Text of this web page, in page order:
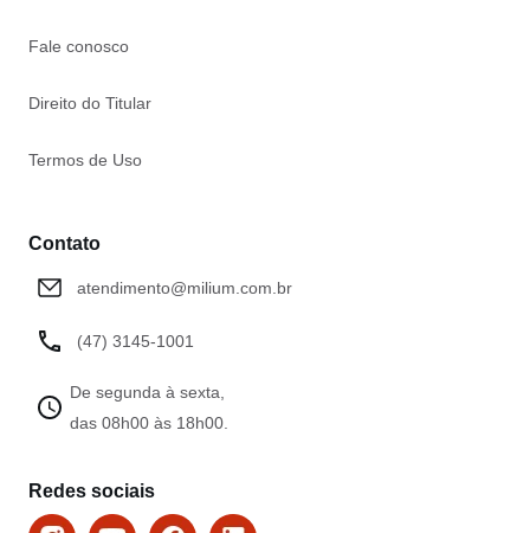
Fale conosco
Direito do Titular
Termos de Uso
Contato
atendimento@milium.com.br
(47) 3145-1001
De segunda à sexta,
das 08h00 às 18h00.
Redes sociais